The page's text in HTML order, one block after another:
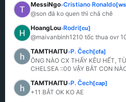
MessiNgo»Cristiano Ronaldo
@son đá ko quen thì chả chê
HoangLou»Rodri[cu]
@maivanbinh1210 tốc thua ovr
TAMTHAITU»P. Čech[cfa]
ÔNG NÀO CX THẤY KÊU HẾT,
CHELSEA ::00 VẬY BẮT CON
TAMTHAITU»P. Čech[cap]
+11 BẮT OK KO AE